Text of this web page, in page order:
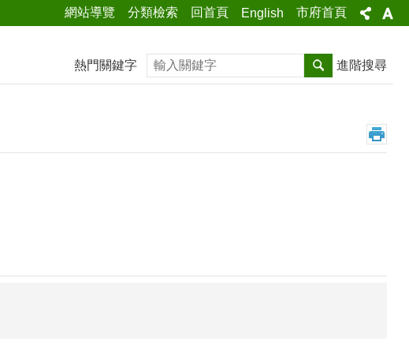
網站導覽 分類檢索 回首頁 English 市府首頁
熱門關鍵字 搜尋 進階搜尋